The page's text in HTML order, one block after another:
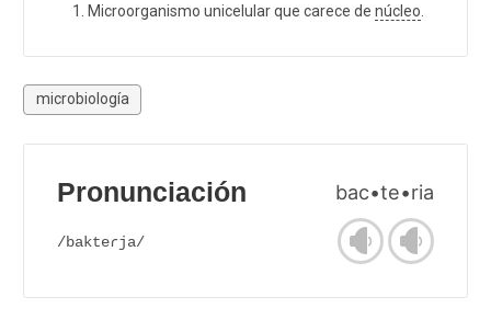
Microorganismo unicelular que carece de núcleo
microbiología
Pronunciación bac•te•ria
/bakteɾja/